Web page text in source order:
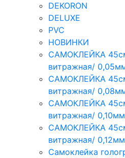
DEKORON
DELUXE
PVC
НОВИНКИ
САМОКЛЕЙКА
витражная/
САМОКЛЕЙКА
витражная/
САМОКЛЕЙКА
витражная/
САМОКЛЕЙКА
витражная/
Самоклейка